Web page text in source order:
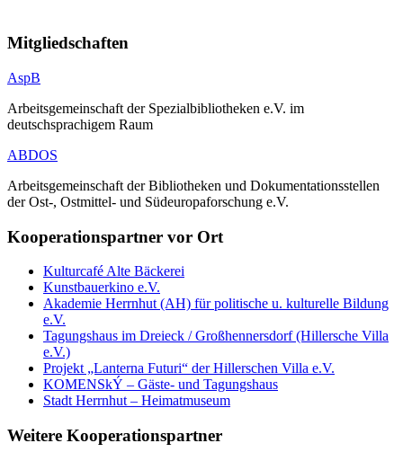
Mitgliedschaften
AspB
Arbeitsgemeinschaft der Spezialbibliotheken e.V. im
deutschsprachigem Raum
ABDOS
Arbeitsgemeinschaft der Bibliotheken und Dokumentationsstellen
der Ost-, Ostmittel- und Südeuropaforschung e.V.
Kooperationspartner vor Ort
Kulturcafé Alte Bäckerei
Kunstbauerkino e.V.
Akademie Herrnhut (AH) für politische u. kulturelle Bildung
e.V.
Tagungshaus im Dreieck / Großhennersdorf (Hillersche Villa
e.V.)
Projekt „Lanterna Futuri“ der Hillerschen Villa e.V.
KOMENSkÝ – Gäste- und Tagungshaus
Stadt Herrnhut – Heimatmuseum
Weitere Kooperationspartner